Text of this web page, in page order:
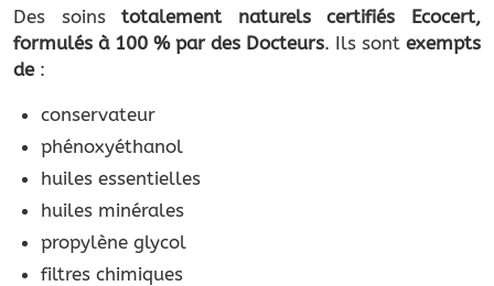
Des soinstotalement naturels certifiés Ecocert,
formulés à 100 % par des Docteurs. Ils sont exempts
de:
conservateur
phénoxyéthanol
huiles essentielles
huiles minérales
propylène glycol
filtres chimiques